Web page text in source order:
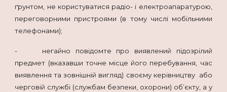
ґрунтом, не користуватися радіо- і електроапаратурою,
переговорними пристроями (в тому числі мобільними
телефонами);
- негайно повідомте про виявлений підозрілий
предмет (вказавши точне місце його перебування, час
виявлення та зовнішній вигляд) своєму керівництву або
черговій службі (службам безпеки, охорони) об’єкту, а у